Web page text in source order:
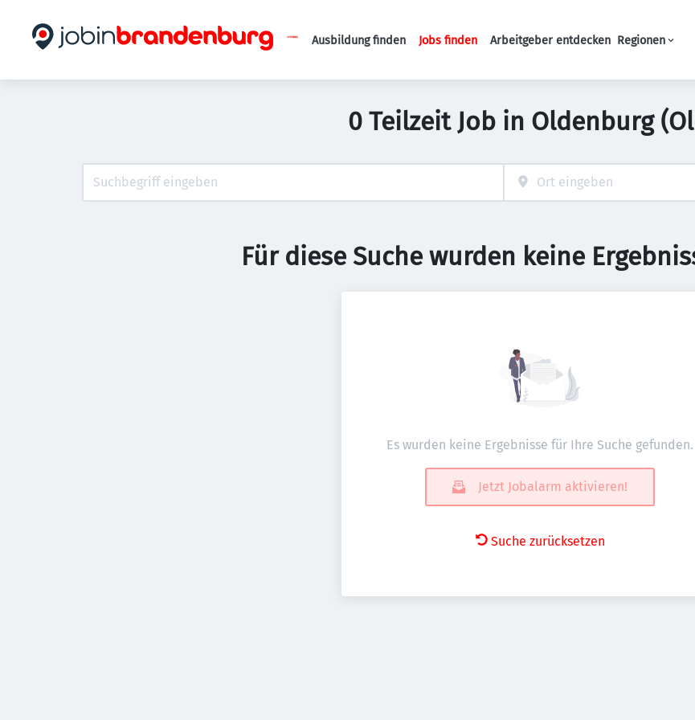
Haupt-Navigation
Ausbildung finden Jobs finden Arbeitgeber entdecken Regionen
0 Teilzeit Job in Oldenburg
Für diese Suche wurden keine
Es wurden keine Ergebnisse für Ihre Suche gefunden.
Jetzt Jobalarm aktivieren!
Suche zurücksetzen